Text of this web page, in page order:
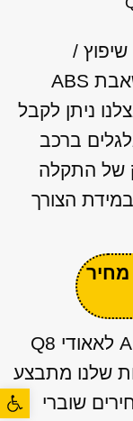
פתח
/
החלפת ABS לאאודי Q8 כולל משאבת ABS
ניתן לקבל
ברכב
של התקלה
הצורך
ברשותנו מאגר ענק של יחידות ABS לאאודי Q8
שלנו מתבצע
שוברי